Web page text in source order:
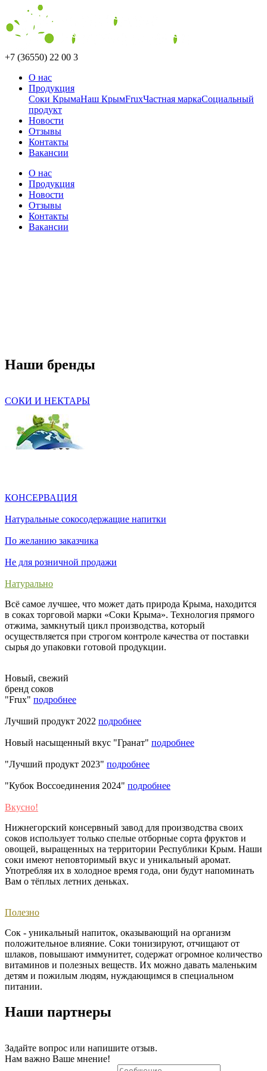
+7 (36550) 22 00 3
О нас
Продукция
Соки КрымаНаш КрымFruxЧастная маркаСоциальный
продукт
Новости
Отзывы
Контакты
Вакансии
О нас
Продукция
Новости
Отзывы
Контакты
Вакансии
Наши бренды
СОКИ И НЕКТАРЫ
КОНСЕРВАЦИЯ
Натуральные сокосодержащие напитки
По желанию заказчика
Не для розничной продажи
Натурально
Всё самое лучшее, что может дать природа Крыма, находится
в соках торговой марки «Соки Крыма». Технология прямого
отжима, замкнутый цикл производства, который
осуществляется при строгом контроле качества от поставки
сырья до упаковки готовой продукции.
Новый, свежий
бренд соков
"Frux" подробнее
Лучший продукт 2022 подробнее
Новый насыщенный вкус "Гранат" подробнее
"Лучший продукт 2023" подробнее
"Кубок Воссоединения 2024" подробнее
Вкусно!
Нижнегорский консервный завод для производства своих
соков использует только спелые отборные сорта фруктов и
овощей, выращенных на территории Республики Крым. Наши
соки имеют неповторимый вкус и уникальный аромат.
Употребляя их в холодное время года, они будут напоминать
Вам о тёплых летних деньках. ​
Полезно
Сок - уникальный напиток, оказывающий на организм
положительное влияние. Соки тонизируют, отчищают от
шлаков, повышают иммунитет, содержат огромное количество
витаминов и полезных веществ. Их можно давать маленьким
детям и пожилым людям, нуждающимся в специальном
питании.
Наши партнеры
Задайте вопрос или напишите отзыв.
Нам важно Ваше мнение!